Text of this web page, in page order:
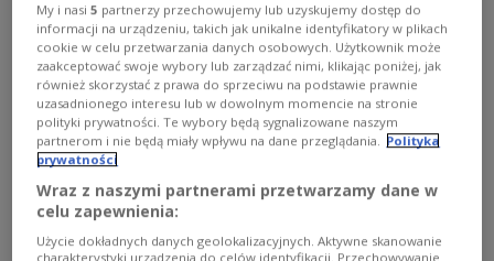
Kolorowe motyle metra. Wizytówka
Warszawy?
Nowo otwarte stacje II linii warszawskiego metra
wyróżniają się oryginalną bryłą i barwami. W Dwójce
rozmawialiśmy z autorem tego projektu Markiem
Chołdzyńskim.
Zobacz więcej na temat: architektura Bartosz Panek
Europa
komunikacja
metro Mirosław Duchnowski
My i nasi5 partnerzy przechowujemy lub uzyskujemy dostęp do
informacji na urządzeniu, takich jak unikalne identyfikatory w plikach
cookie w celu przetwarzania danych osobowych. Użytkownik może
zaakceptować swoje wybory lub zarządzać nimi, klikając poniżej, jak
również skorzystać z prawa do sprzeciwu na podstawie prawnie
uzasadnionego interesu lub w dowolnym momencie na stronie
polityki prywatności. Te wybory będą sygnalizowane naszym
partnerom i nie będą miały wpływu na dane przeglądania. Polityka
prywatności
Wraz z naszymi partnerami przetwarzamy dane w
celu zapewnienia:
Użycie dokładnych danych geolokalizacyjnych. Aktywne skanowanie
charakterystyki urządzenia do celów identyfikacji. Przechowywanie